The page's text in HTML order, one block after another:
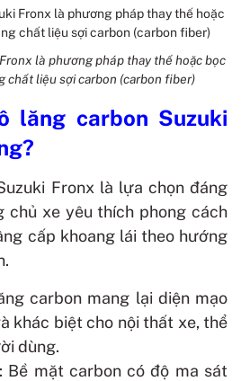
là phương pháp thay thế hoặc bọc
chất liệu sợi carbon (carbon fiber)
lăng carbon Suzuki
Fronx là lựa chọn đáng
chủ xe yêu thích phong cách
cấp khoang lái theo hướng
carbon mang lại diện mạo
khác biệt cho nội thất xe, thể
dùng.
Bề mặt carbon có độ ma sát